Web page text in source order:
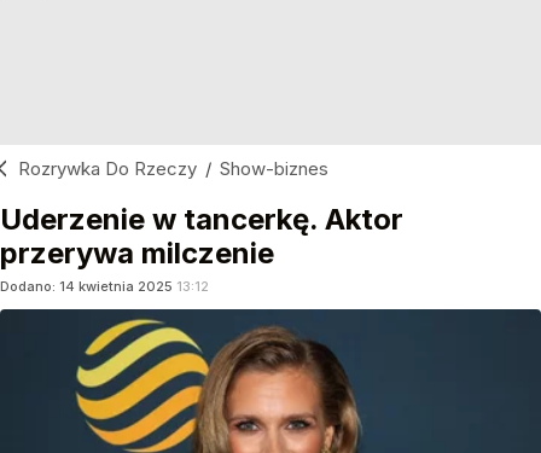
Rozrywka Do Rzeczy / Show-biznes
Uderzenie w tancerkę. Aktor
przerywa milczenie
Dodano: 14 kwietnia 2025 13:12